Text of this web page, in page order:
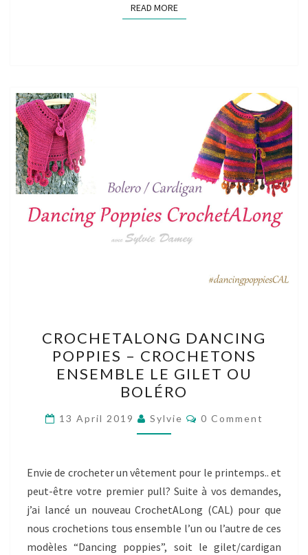
READ MOREREAD MORE
DANCING
POPPIES
–
CROCHETONS
ENSEMBLE
LE
OU
BOLÉRO
CROCHETALONG DANCING
POPPIES – CROCHETONS
ENSEMBLE LE GILET OU
BOLÉRO
13 April 2019 Sylvie Comments
0 Comment
Envie de crocheter un vêtement pour le printemps.. et
peut-être votre premier pull? Suite à vos demandes,
j’ai lancé un nouveau CrochetALong (CAL) pour que
nous crochetions tous ensemble l’un ou l’autre de ces
modèles “Dancing poppies”, soit le gilet/cardigan